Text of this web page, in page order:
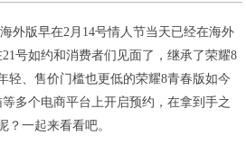
外版早在2月14号情人节当天已经在海外
号如约和消费者们见面了，继承了荣耀8
轻、售价门槛也更低的荣耀8青春版如今
多个电商平台上开启预约，在拿到手之
？一起来看看吧。